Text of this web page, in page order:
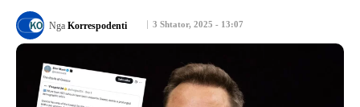
3 Shtator, 2025 - 13:07
Nga Korrespodenti